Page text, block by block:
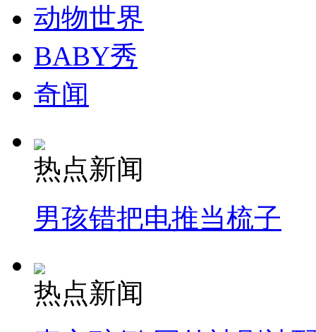
消防员救轻生者 花炮节热闹非凡
纽约上演“枕头大战”
司机酒驾遇交警 急速倒车逃窜
动物世界
BABY秀
奇闻
热点新闻
男孩错把电推当梳子
热点新闻